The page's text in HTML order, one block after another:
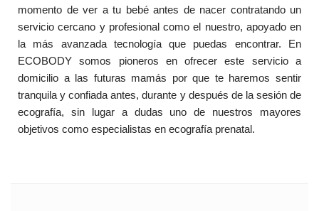
momento de ver a tu bebé antes de nacer contratando un
servicio cercano y profesional como el nuestro, apoyado en
la más avanzada tecnología que puedas encontrar. En
ECOBODY somos pioneros en ofrecer este servicio a
domicilio a las futuras mamás por que te haremos sentir
tranquila y confiada antes, durante y después de la sesión de
ecografía, sin lugar a dudas uno de nuestros mayores
objetivos como especialistas en ecografía prenatal.